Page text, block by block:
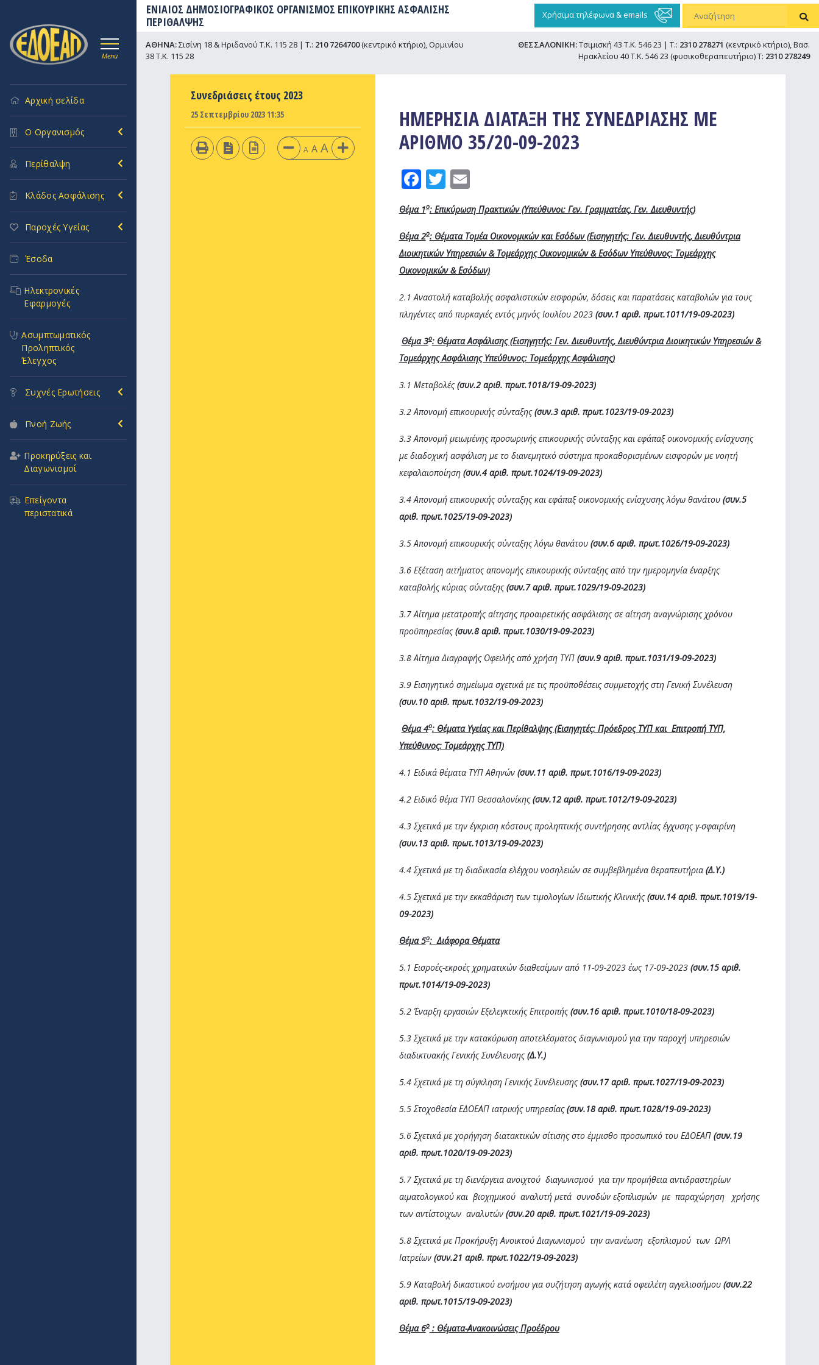
ΕΝΙΑΙΟΣ ΔΗΜΟΣΙΟΓΡΑΦΙΚΟΣ ΟΡΓΑΝΙΣΜΟΣ ΕΠΙΚΟΥΡΙΚΗΣ ΑΣΦΑΛΙΣΗΣ
ΠΕΡΙΘΑΛΨΗΣ
Χρήσιμα τηλέφωνα & emails
Menu
Αρχική σελίδα
Ο Οργανισμός
Περίθαλψη
Κλάδος Ασφάλισης
Παροχές Υγείας
Έσοδα
Ηλεκτρονικές
Εφαρμογές
Ασυμπτωματικός
Προληπτικός
Έλεγχος
Συχνές Ερωτήσεις
Πνοή Ζωής
Προκηρύξεις και
Διαγωνισμοί
Επείγοντα
περιστατικά
ΑΘΗΝΑ:Σισίνη 18 & Ηριδανού Τ.Κ. 115 28 | Τ.: 210 7264700(κεντρικό κτήριο), Ορμινίου
38 Τ.Κ. 115 28
ΘΕΣΣΑΛΟΝΙΚΗ:Τσιμισκή 43 Τ.Κ. 546 23 | Τ.: 2310 278271 (κεντρικό κτήριο), Βασ.
Ηρακλείου 40 Τ.Κ. 546 23 (φυσικοθεραπευτήριο) Τ: 2310 278249
Συνεδριάσεις έτους 2023
25 Σεπτεμβρίου 2023 11:35
A A A
ΗΜΕΡΗΣΙΑ ΔΙΑΤΑΞΗ ΤΗΣ ΣΥΝΕΔΡΙΑΣΗΣ ΜΕ
ΑΡΙΘΜΟ 35/20-09-2023
Facebook
Twitter
Email
Θέμα 1ο: Επικύρωση Πρακτικών (Υπεύθυνοι: Γεν. Γραμματέας, Γεν. Διευθυντής)
Θέμα 2ο: Θέματα Τομέα Οικονομικών και Εσόδων (Εισηγητής: Γεν. Διευθυντής, Διευθύντρια
Διοικητικών Υπηρεσιών & Τομεάρχης Οικονομικών & Εσόδων Υπεύθυνος: Τομεάρχης
Οικονομικών & Εσόδων)
2.1 Αναστολή καταβολής ασφαλιστικών εισφορών, δόσεις και παρατάσεις καταβολών για τους
πληγέντες από πυρκαγιές εντός μηνός Ιουλίου 2023 (συν.1 αριθ. πρωτ.1011/19-09-2023)
Θέμα 3ο: Θέματα Ασφάλισης (Εισηγητής: Γεν. Διευθυντής, Διευθύντρια Διοικητικών Υπηρεσιών &
Τομεάρχης Ασφάλισης Υπεύθυνος: Τομεάρχης Ασφάλισης)
3.1 Μεταβολές(συν.2 αριθ. πρωτ.1018/19-09-2023)
3.2 Απονομή επικουρικής σύνταξης(συν.3 αριθ. πρωτ.1023/19-09-2023)
3.3 Απονομή μειωμένης προσωρινής επικουρικής σύνταξης και εφάπαξ οικονομικής ενίσχυσης
με διαδοχική ασφάλιση με το διανεμητικό σύστημα προκαθορισμένων εισφορών με νοητή
κεφαλαιοποίηση (συν.4 αριθ. πρωτ.1024/19-09-2023)
3.4 Απονομή επικουρικής σύνταξης και εφάπαξ οικονομικής ενίσχυσης λόγω θανάτου (συν.5
αριθ. πρωτ.1025/19-09-2023)
3.5 Απονομή επικουρικής σύνταξης λόγω θανάτου (συν.6 αριθ. πρωτ.1026/19-09-2023)
3.6 Εξέταση αιτήματος απονομής επικουρικής σύνταξης από την ημερομηνία έναρξης
καταβολής κύριας σύνταξης(συν.7 αριθ. πρωτ.1029/19-09-2023)
3.7 Αίτημα μετατροπής αίτησης προαιρετικής ασφάλισης σε αίτηση αναγνώρισης χρόνου
προϋπηρεσίας(συν.8 αριθ. πρωτ.1030/19-09-2023)
3.8 Αίτημα Διαγραφής Οφειλής από χρήση ΤΥΠ (συν.9 αριθ. πρωτ.1031/19-09-2023)
3.9 Εισηγητικό σημείωμα σχετικά με τις προϋποθέσεις συμμετοχής στη Γενική Συνέλευση
(συν.10 αριθ. πρωτ.1032/19-09-2023)
Θέμα 4ο:Θέματα Υγείας και Περίθαλψης (Εισηγητές: Πρόεδρος ΤΥΠ και Επιτροπή ΤΥΠ,
Υπεύθυνος: Τομεάρχης ΤΥΠ)
4.1 Ειδικά θέματα ΤΥΠ Αθηνών (συν.11 αριθ. πρωτ.1016/19-09-2023)
4.2 Ειδικό θέμα ΤΥΠ Θεσσαλονίκης(συν.12 αριθ. πρωτ.1012/19-09-2023)
4.3 Σχετικά με την έγκριση κόστους προληπτικής συντήρησης αντλίας έγχυσης γ-σφαιρίνη
(συν.13 αριθ. πρωτ.1013/19-09-2023)
4.4 Σχετικά με τη διαδικασία ελέγχου νοσηλειών σε συμβεβλημένα θεραπευτήρια(Δ.Υ.)
4.5 Σχετικά με την εκκαθάριση των τιμολογίων Ιδιωτικής Κλινικής(συν.14 αριθ. πρωτ.1019/19-
09-2023)
Θέμα 5ο: Διάφορα Θέματα
5.1 Εισροές-εκροές χρηματικών διαθεσίμων από 11-09-2023 έως 17-09-2023 (συν.15 αριθ.
πρωτ.1014/19-09-2023)
5.2 Έναρξη εργασιών Εξελεγκτικής Επιτροπής(συν.16 αριθ. πρωτ.1010/18-09-2023)
5.3 Σχετικά με την κατακύρωση αποτελέσματος διαγωνισμού για την παροχή υπηρεσιών
διαδικτυακής Γενικής Συνέλευσης(Δ.Υ.)
5.4 Σχετικά με τη σύγκληση Γενικής Συνέλευσης(συν.17 αριθ. πρωτ.1027/19-09-2023)
5.5 Στοχοθεσία ΕΔΟΕΑΠ ιατρικής υπηρεσίας(συν.18 αριθ. πρωτ.1028/19-09-2023)
5.6 Σχετικά με χορήγηση διατακτικών σίτισης στο έμμισθο προσωπικό του ΕΔΟΕΑΠ (συν.19
αριθ. πρωτ.1020/19-09-2023)
5.7 Σχετικά με τη διενέργεια ανοιχτού διαγωνισμού για την προμήθεια αντιδραστηρίων
αιματολογικού και βιοχημικού αναλυτή μετά συνοδών εξοπλισμών με παραχώρηση χρήσης
των αντίστοιχων αναλυτών(συν.20 αριθ. πρωτ.1021/19-09-2023)
5.8 Σχετικά με Προκήρυξη Ανοικτού Διαγωνισμού την ανανέωση εξοπλισμού των ΩΡΛ
Ιατρείων (συν.21 αριθ. πρωτ.1022/19-09-2023)
5.9 Καταβολή δικαστικού ενσήμου για συζήτηση αγωγής κατά οφειλέτη αγγελιοσήμου (συν.22
αριθ. πρωτ.1015/19-09-2023)
Θέμα 6ο: Θέματα-Ανακοινώσεις Προέδρου